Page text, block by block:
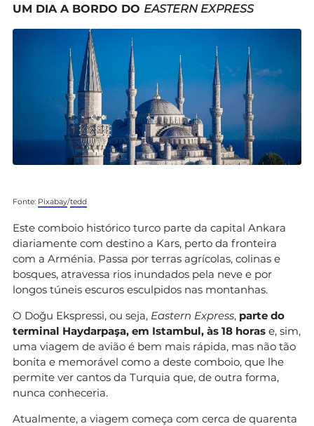
UM DIA A BORDO DO EASTERN EXPRESS
Fonte: Pixabay/tedd
Este comboio histórico turco parte da capital Ankara
diariamente com destino a Kars, perto da fronteira
com a Arménia. Passa por terras agrícolas, colinas e
bosques, atravessa rios inundados pela neve e por
longos túneis escuros esculpidos nas montanhas.
O Doğu Ekspressi, ou seja, Eastern Express, parte do
terminal Haydarpaşa, em Istambul, às 18 horas e, sim,
uma viagem de avião é bem mais rápida, mas não tão
bonita e memorável como a deste comboio, que lhe
permite ver cantos da Turquia que, de outra forma,
nunca conheceria.
Atualmente, a viagem começa com cerca de quarenta